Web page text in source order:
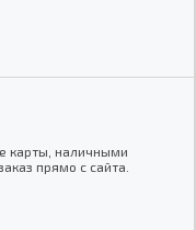
карты, наличными
прямо с сайта.